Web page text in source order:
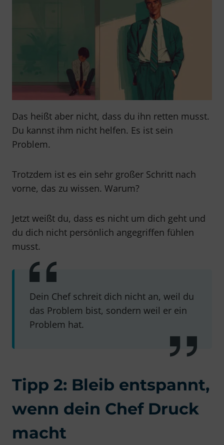
Das heißt aber nicht, dass du ihn retten musst.
Du kannst ihm nicht helfen. Es ist sein
Problem.
Trotzdem ist es ein sehr großer Schritt nach
vorne, das zu wissen. Warum?
Jetzt weißt du, dass es nicht um dich geht und
du dich nicht persönlich angegriffen fühlen
musst.
Dein Chef schreit dich nicht an, weil du
das Problem bist, sondern weil er ein
Problem hat.
Tipp 2: Bleib entspannt,
wenn dein Chef Druck
macht